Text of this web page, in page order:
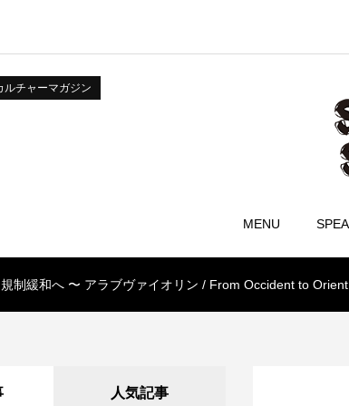
ルチャーマガジン
MENU
規制緩和へ 〜 アラブヴァイオリン / From Occident to
人気記事